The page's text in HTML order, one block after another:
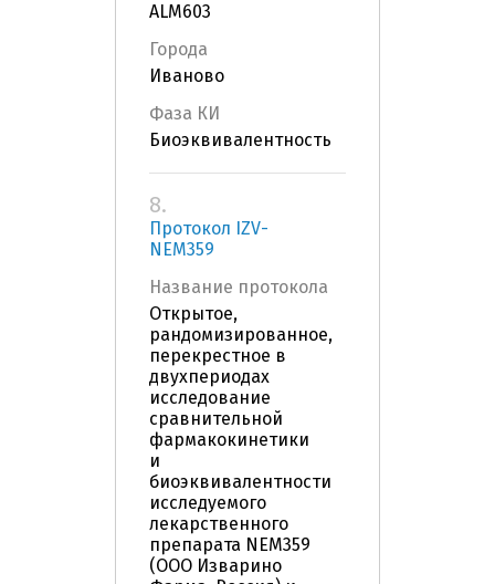
ALM603
Города
Иваново
Фаза КИ
Биоэквивалентность
8.
Протокол IZV-
NEM359
Название протокола
Открытое,
рандомизированное,
перекрестное в
двухпериодах
исследование
сравнительной
фармакокинетики
и
биоэквивалентности
исследуемого
лекарственного
препарата NEM359
(ООО Изварино